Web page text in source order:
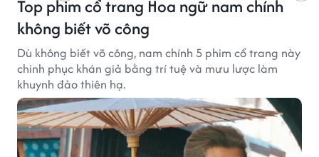
Top phim cổ trang Hoa ngữ nam chính
không biết võ công
Dù không biết võ công, nam chính 5 phim cổ trang này
chinh phục khán giả bằng trí tuệ và mưu lược làm
khuynh đảo thiên hạ.